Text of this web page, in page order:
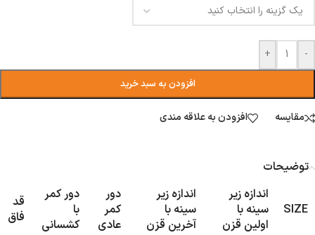
-
+
افزودن به سبد خرید
مقایسه افزودن به علاقه مندی
توضیحات
SIZE
اندازه زیر
سینه با
اولین قزن
اندازه زیر
سینه با
آخرین قزن
دور
کمر
عادی
دور کمر
با
کشسانی
قد
فاق